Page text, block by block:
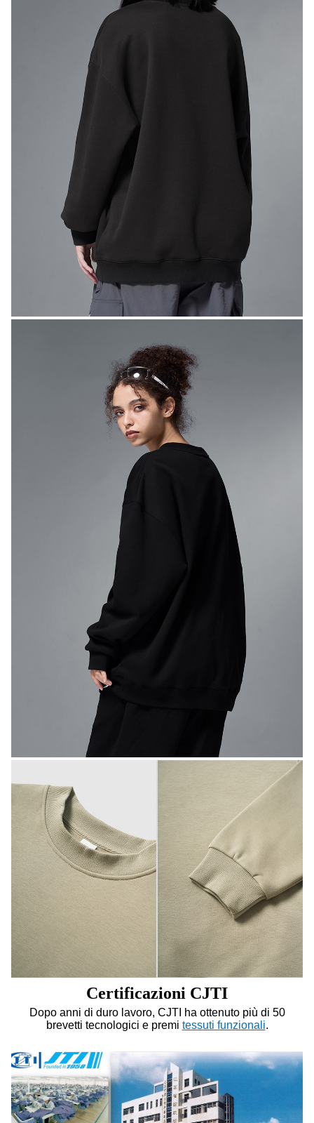
Certificazioni CJTI
Dopo anni di duro lavoro, CJTI ha ottenuto più di 50
brevetti tecnologici e premi tessuti funzionali.